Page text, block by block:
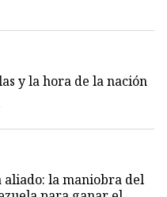
y la hora de la nación
aliado: la maniobra del